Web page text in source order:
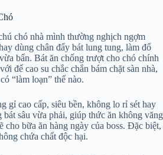
chó nhà mình thường nghịch ngợm
dùng chân đẩy bát lung tung, làm đổ
bẩn. Bát ăn chống trượt cho chó chính
đế cao su chắc chắn bám chặt sàn nhà,
“làm loạn” thế nào.
gỉ cao cấp, siêu bền, không lo rỉ sét hay
sâu vừa phải, giúp thức ăn không văng
cho bữa ăn hàng ngày của boss. Đặc biệt,
chứa chất độc hại.